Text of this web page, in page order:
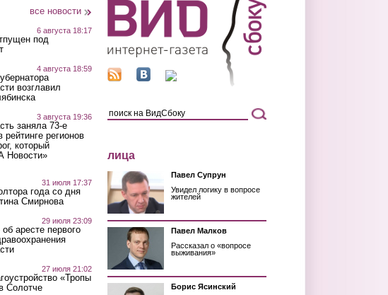
все новости
6 августа 18:17
под
4 августа 18:59
возглавил
3 августа 19:36
заняла 73-е
рейтинге регионов
который
Новости»
31 июля 17:37
года со дня
Смирнова
29 июля 23:09
аресте первого
27 июля 21:02
«Тропы
Солотче
лица
Павел Супрун
Увидел логику в вопросе
жителей
Павел Малков
Рассказал о «вопросе
выживания»
Борис Ясинский